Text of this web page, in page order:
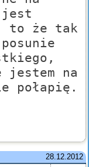
to że tak
jestem na
połapię.
28.12.2012